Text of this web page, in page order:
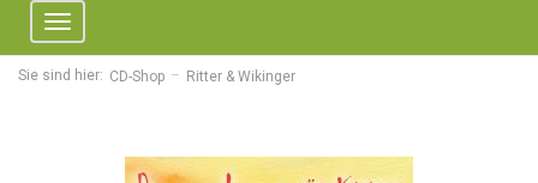
Toggle
navigation
Sie sind hier: CD-Shop Ritter & Wikinger